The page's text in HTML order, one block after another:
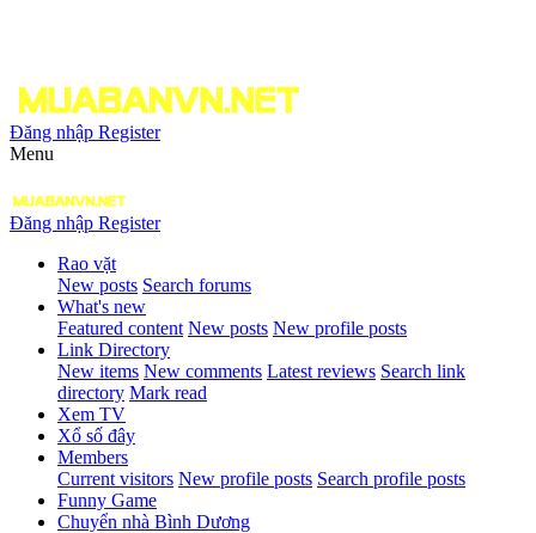
Đăng nhập Register
Menu
Đăng nhập Register
Rao vặt
New posts Search forums
What's new
Featured content New posts New profile posts
Link Directory
New items New comments Latest reviews Search link
directory Mark read
Xem TV
Xổ số đây
Members
Current visitors New profile posts Search profile posts
Funny Game
Chuyển nhà Bình Dương